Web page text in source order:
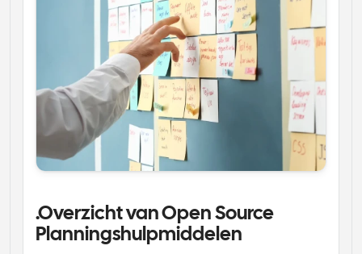
.Overzicht van Open Source
Planningshulpmiddelen